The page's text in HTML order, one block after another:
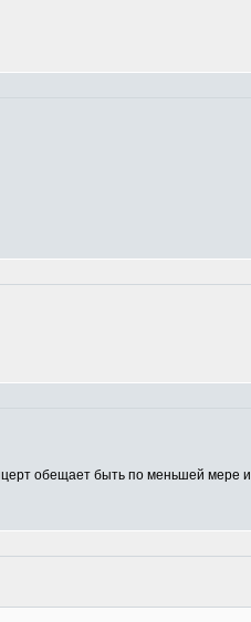
обещает быть по меньшей мере